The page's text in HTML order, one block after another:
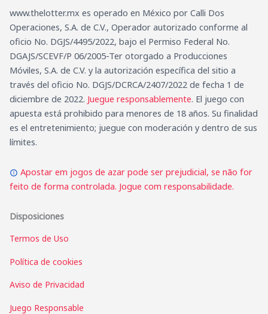
www.thelotter.mx es operado en México por Calli Dos
Operaciones, S.A. de C.V., Operador autorizado conforme al
oficio No. DGJS/4495/2022, bajo el Permiso Federal No.
DGAJS/SCEVF/P 06/2005-Ter otorgado a Producciones
Móviles, S.A. de C.V. y la autorización específica del sitio a
través del oficio No. DGJS/DCRCA/2407/2022 de fecha 1 de
diciembre de 2022. Juegue responsablemente. El juego con
apuesta está prohibido para menores de 18 años. Su finalidad
es el entretenimiento; juegue con moderación y dentro de sus
límites.
Apostar em jogos de azar pode ser prejudicial, se não for
feito de forma controlada. Jogue com responsabilidade.
Disposiciones
Termos de Uso
Política de cookies
Aviso de Privacidad
Juego Responsable